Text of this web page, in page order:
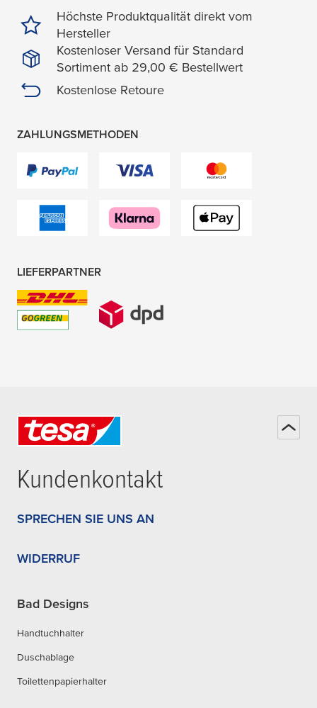
Höchste Produktqualität direkt vom
Hersteller
Kostenloser Versand für Standard
Sortiment ab 29,00 € Bestellwert
Kostenlose Retoure
ZAHLUNGSMETHODEN
LIEFERPARTNER
Kundenkontakt
SPRECHEN SIE UNS AN
WIDERRUF
Bad Designs
Handtuchhalter
Duschablage
Toilettenpapierhalter